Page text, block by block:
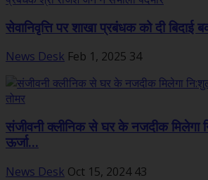
सेवानिवृत्ति पर शाखा प्रबंधक को दी बिदाई
News Desk Feb 1, 2025 34
संजीवनी क्लीनिक से घर के नजदीक मिलेगा
ऊर्जा...
News Desk Oct 15, 2024 43